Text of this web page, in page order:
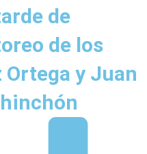
de
de los
y Juan